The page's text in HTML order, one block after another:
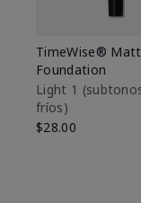
TimeWise®
Foundation
Light 1​
fríos)
$28.00